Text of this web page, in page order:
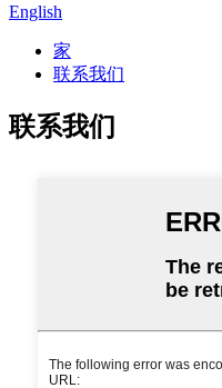
English
家
联系我们
联系我们